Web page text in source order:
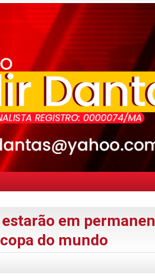
em
do mundo